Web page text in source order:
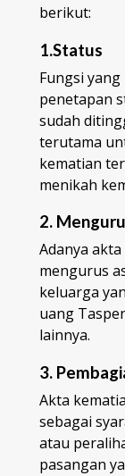
berikut:
1.Status
Fungsi
penetapan
sudah
terutama
kematian
menikah
2.
Adanya
mengurus
keluarga
uang
lainnya.
3.
Akta
sebagai
atau
pasangan